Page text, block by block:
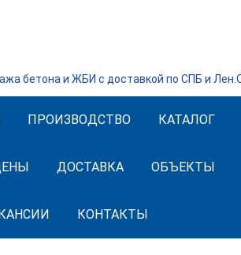
бетона и ЖБИ с доставкой по СПБ и
ПРОИЗВОДСТВО КАТАЛОГ
ДОСТАВКА ОБЪЕКТЫ
КОНТАКТЫ